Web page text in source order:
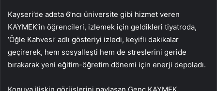
Kayseri’de adeta 6’ncı üniversite gibi hizmet veren
KAYMEK’in öğrencileri, izlemek için geldikleri tiyatroda,
‘Öğle Kahvesi’ adlı gösteriyi izledi, keyifli dakikalar
geçirerek, hem sosyalleşti hem de streslerini geride
bırakarak yeni eğitim-öğretim dönemi için enerji depoladı.